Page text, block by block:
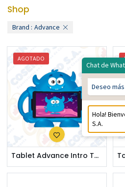
Shop
Brand : Advance
Tablet Advance Intro TR6965, 7" IPS 1024x600, Android 12 Go Edition , 32GB, 2GB RAM, Wi-Fi / ADV-TR6965
AGOTADO
Chat de
Deseo